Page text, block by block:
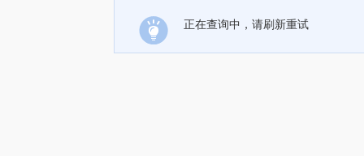
正在查询中，请刷新重试